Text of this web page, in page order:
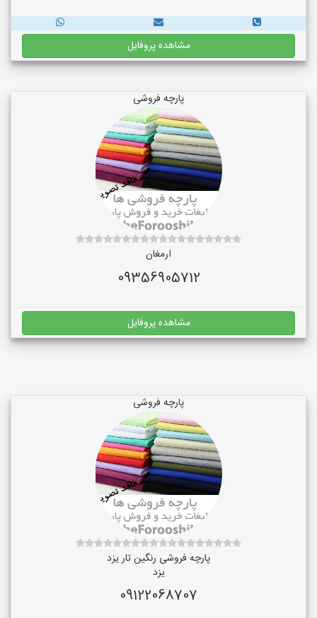
مشاهده پروفایل
پارچه فروشی
ارمغان
09356905712
مشاهده پروفایل
پارچه فروشی
پارچه فروشی رنگین تار یزد
یزد
09122068707